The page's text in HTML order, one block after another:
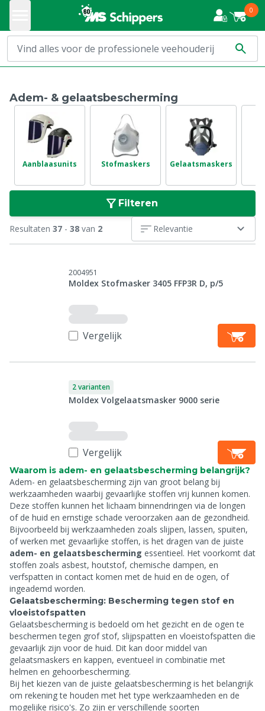
0
Adem- & gelaatsbescherming
Aanblaasunits Stofmaskers Gelaatsmaskers
Filteren
Resultaten 37 - 38 van 2 Relevantie
2004951
Moldex Stofmasker 3405 FFP3R D, p/5
Vergelijk
2 varianten
Moldex Volgelaatsmasker 9000 serie
Vergelijk
Waarom is adem- en gelaatsbescherming belangrijk?
Adem- en gelaatsbescherming zijn van groot belang bij
werkzaamheden waarbij gevaarlijke stoffen vrij kunnen komen.
Deze stoffen kunnen het lichaam binnendringen via de longen
of de huid en ernstige schade veroorzaken aan de gezondheid.
Bijvoorbeeld bij werkzaamheden zoals slijpen, lassen, spuiten,
of werken met gevaarlijke stoffen, is het dragen van de juiste
adem- en gelaatsbescherming essentieel. Het voorkomt dat
stoffen zoals asbest, houtstof, chemische dampen, en
verfspatten in contact komen met de huid en de ogen, of
ingeademd worden.
Gelaatsbescherming: Bescherming tegen stof en
vloeistofspatten
Gelaatsbescherming is bedoeld om het gezicht en de ogen te
beschermen tegen grof stof, slijpspatten en vloeistofspatten die
gevaarlijk zijn voor de huid. Dit kan door middel van
gelaatsmaskers en kappen, eventueel in combinatie met
helmen en gehoorbescherming.
Bij het kiezen van de juiste gelaatsbescherming is het belangrijk
om rekening te houden met het type werkzaamheden en de
mogelijke risico's. Zo zijn er verschillende soorten